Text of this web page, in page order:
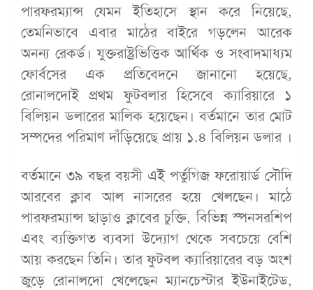
পারফরম্যান্স যেমন ইতিহাসে স্থান করে নিয়েছে,
তেমনিভাবে এবার মাঠের বাইরে গড়লেন আরেক
অনন্য রেকর্ড। যুক্তরাষ্ট্রভিত্তিক আর্থিক ও সংবাদমাধ্যম
ফোর্বসের এক প্রতিবেদনে জানানো হয়েছে,
রোনালদোই প্রথম ফুটবলার হিসেবে ক্যারিয়ারে ১
বিলিয়ন ডলারের মালিক হয়েছেন। বর্তমানে তার মোট
সম্পদের পরিমাণ দাঁড়িয়েছে প্রায় ১.৪ বিলিয়ন ডলার ।
বর্তমানে ৩৯ বছর বয়সী এই পর্তুগিজ ফরোয়ার্ড সৌদি
আরবের ক্লাব আল নাসরের হয়ে খেলছেন। মাঠে
পারফরম্যান্স ছাড়াও ক্লাবের চুক্তি, বিভিন্ন স্পনসরশিপ
এবং ব্যক্তিগত ব্যবসা উদ্যোগ থেকে সবচেয়ে বেশি
আয় করছেন তিনি। তার ফুটবল ক্যারিয়ারের বড় অংশ
জুড়ে রোনালদো খেলেছেন ম্যানচেস্টার ইউনাইটেড,